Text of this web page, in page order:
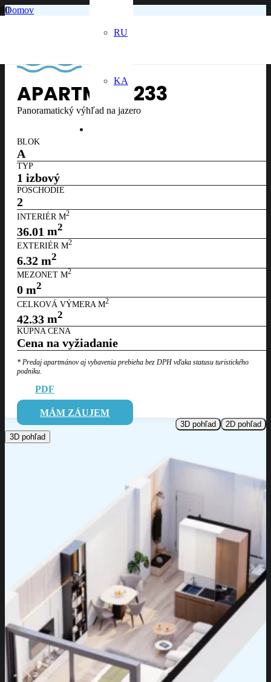
RU
KA
Domov
APARTMÁN 233
Panoramatický výhľad na jazero
BLOK
A
TYP
1 izbový
POSCHODIE
2
INTERIÉR M2
36.01 m2
EXTERIÉR M2
6.32 m2
MEZONET M2
0 m2
CELKOVÁ VÝMERA M2
42.33 m2
KÚPNA CENA
Cena na vyžiadanie
* Predaj apartmánov aj vybavenia prebieha bez DPH vďaka statusu turistického
podniku.
PDF
MÁM ZÁUJEM
3D pohľad
2D pohľad
3D pohľad